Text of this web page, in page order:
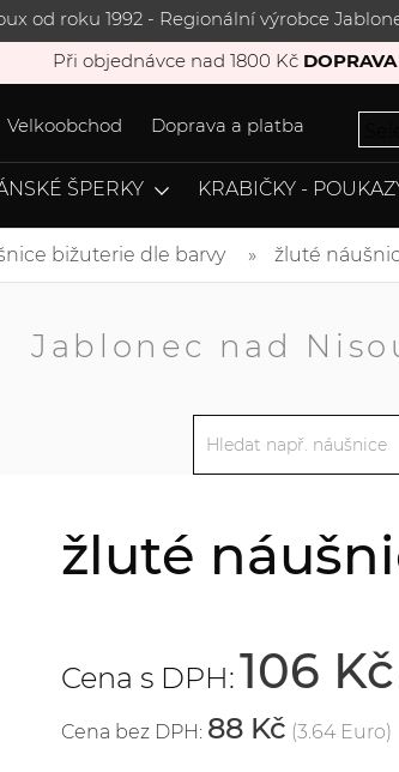
od roku 1992 - Regionální výrobce
Při objednávce nad 1800 Kč
Velkoobchod Doprava a platba
ŠPERKY KRABIČKY -
bižuterie dle barvy žluté
Jablonec nad
žluté
Cena s DPH:106 Kč
Cena bez DPH: 88 Kč (3.64 Euro)